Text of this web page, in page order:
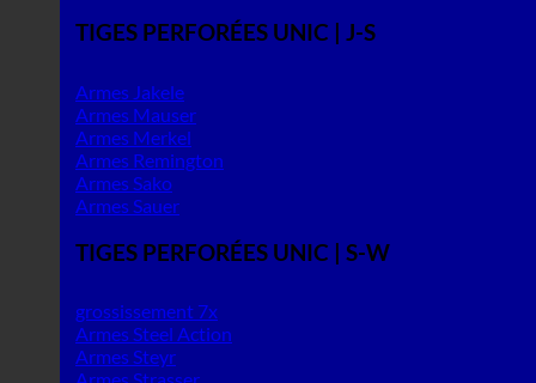
TIGES PERFORÉES UNIC | J-S
Armes Jakele
Armes Mauser
Armes Merkel
Armes Remington
Armes Sako
Armes Sauer
TIGES PERFORÉES UNIC | S-W
grossissement 7x
Armes Steel Action
Armes Steyr